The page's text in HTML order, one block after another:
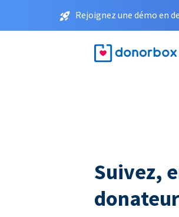
Rejoignez une démo en
Suivez,